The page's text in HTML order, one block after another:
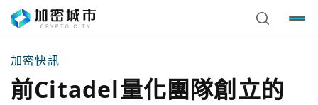
加密快訊
前Citadel量化團隊創立的